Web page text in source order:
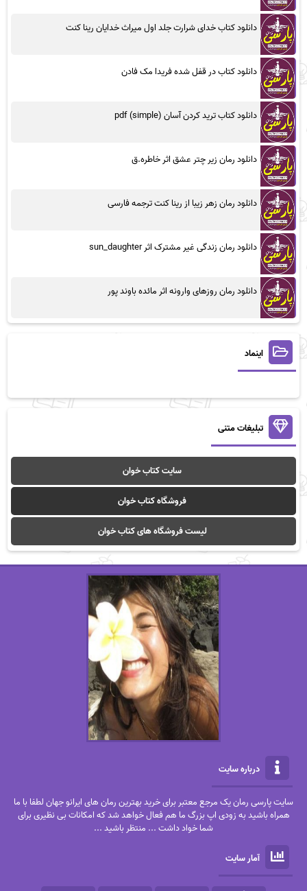
دانلود کتاب خدای شرارت جلد اول میراث خدایان رینا کنت
دانلود کتاب در قفل شده فریدا مک فادن
دانلود کتاب ترید کردن آسان (simple) pdf
دانلود رمان زیر چتر عشق اثر خاطره.ق
دانلود رمان زهر زیبا از رینا کنت ترجمه فارسی
دانلود رمان زندگی غیر مشترک اثر sun_daughter
دانلود رمان روزهای وارونه اثر مائده باوند پور
اینماد
تبلیغات متنی
سایت کتاب خوان
فروشگاه کتاب خوان
لیست فروشگاه های کتاب خوان
درباره سایت
سایت پارسی رمان یک مرجع معتبر برای خرید بهترین رمان های ایرانو جهان لطفا با ما
همراه باشید به زودی اپ بزرگ ما هم فعال خواهد شد که امکانات بی نظیری برای
شما خواد داشت ... منتظر باشید ...
آمار سایت